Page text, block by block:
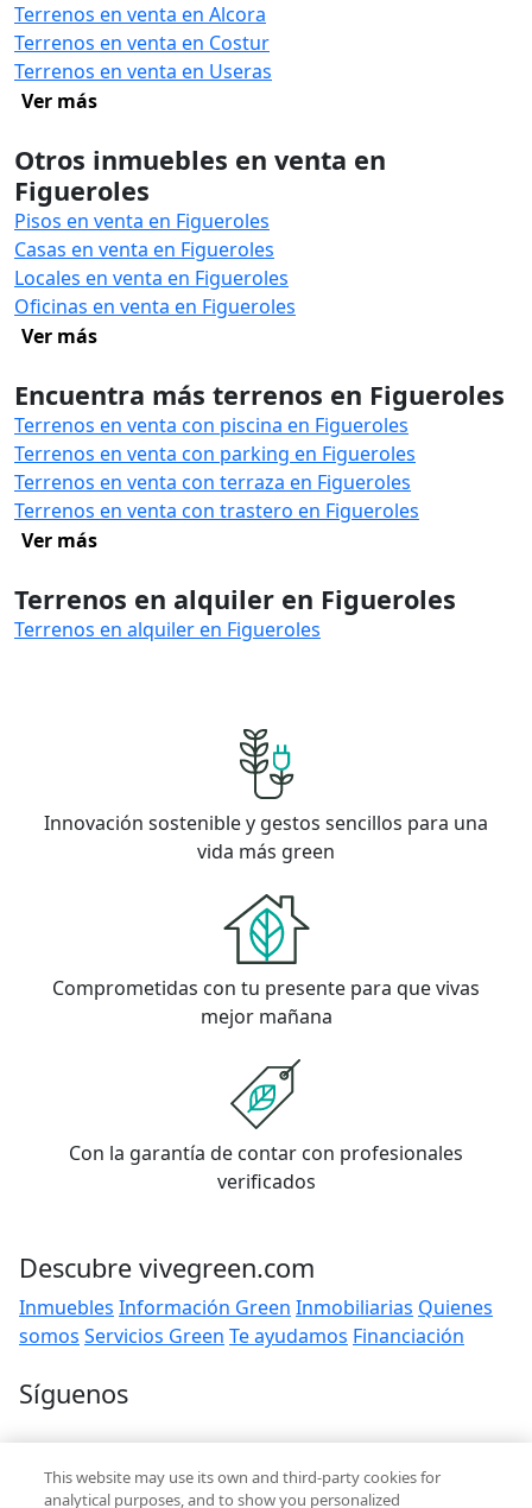
Terrenos en venta en Alcora
Terrenos en venta en Costur
Terrenos en venta en Useras
Ver más
Otros inmuebles en venta en
Figueroles
Pisos en venta en Figueroles
Casas en venta en Figueroles
Locales en venta en Figueroles
Oficinas en venta en Figueroles
Ver más
Encuentra más terrenos en Figueroles
Terrenos en venta con piscina en Figueroles
Terrenos en venta con parking en Figueroles
Terrenos en venta con terraza en Figueroles
Terrenos en venta con trastero en Figueroles
Ver más
Terrenos en alquiler en Figueroles
Terrenos en alquiler en Figueroles
Innovación sostenible y gestos sencillos para una
vida más green
Comprometidas con tu presente para que vivas
mejor mañana
Con la garantía de contar con profesionales
verificados
Descubre vivegreen.com
Inmuebles Información Green Inmobiliarias Quienes
somos Servicios Green Te ayudamos Financiación
Síguenos
Contacto
hola@vivegreen.com
This website may use its own and third-party cookies for
analytical purposes, and to show you personalized